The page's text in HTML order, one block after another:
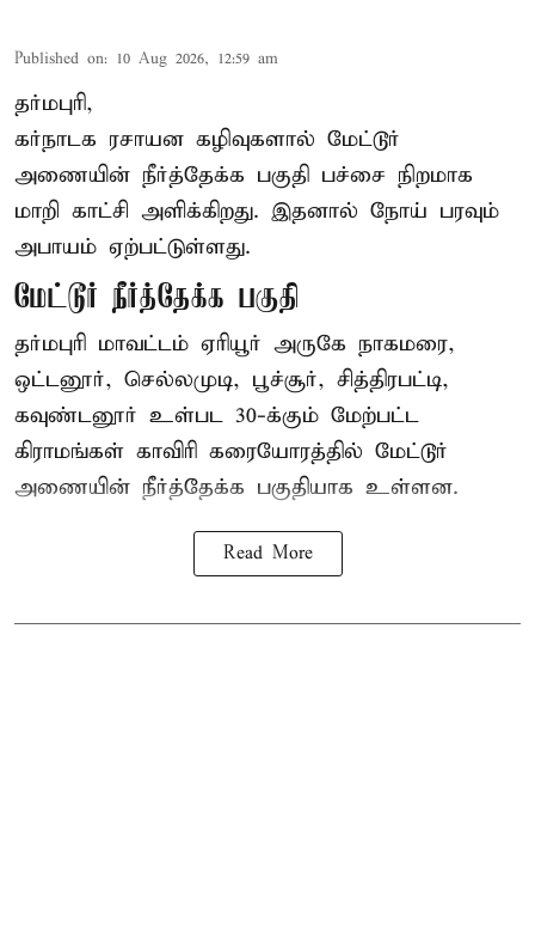
Published on: 10 Aug 2026, 12:59 am
தர்மபுரி,
கர்நாடக ரசாயன கழிவுகளால் மேட்டூர்
அணையின் நீர்த்தேக்க பகுதி பச்சை நிறமாக
மாறி காட்சி அளிக்கிறது. இதனால் நோய் பரவும்
அபாயம் ஏற்பட்டுள்ளது.
மேட்டூர் நீர்த்தேக்க பகுதி
தர்மபுரி மாவட்டம் ஏரியூர் அருகே நாகமரை,
ஒட்டனூர், செல்லமுடி, பூச்சூர், சித்திரபட்டி,
கவுண்டனூர் உள்பட 30-க்கும் மேற்பட்ட
கிராமங்கள் காவிரி கரையோரத்தில் மேட்டூர்
அணையின் நீர்த்தேக்க பகுதியாக உள்ளன.
Read More